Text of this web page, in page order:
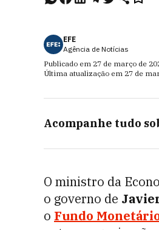
EFE
Agência de Notícias
Publicado em 27 de março de
Última atualização em 27 de
Acompanhe tudo
O ministro da
o governo de
o Fundo